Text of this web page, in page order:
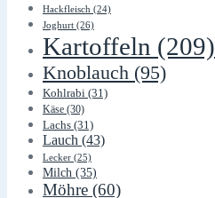
Hackfleisch (24)
Joghurt (26)
Kartoffeln (209)
Knoblauch (95)
Kohlrabi (31)
Käse (30)
Lachs (31)
Lauch (43)
Lecker (25)
Milch (35)
Möhre (60)